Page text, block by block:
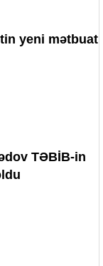
yeni mətbuat
TƏBİB-in